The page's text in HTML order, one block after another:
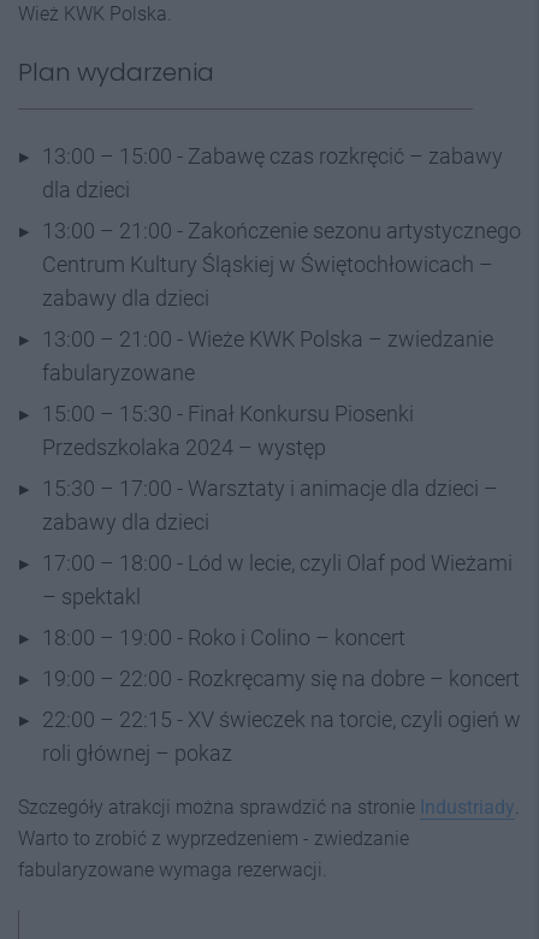
Wież KWK Polska.
Plan wydarzenia
13:00 – 15:00 - Zabawę czas rozkręcić – zabawy
dla dzieci
13:00 – 21:00 - Zakończenie sezonu artystycznego
Centrum Kultury Śląskiej w Świętochłowicach –
zabawy dla dzieci
13:00 – 21:00 - Wieże KWK Polska – zwiedzanie
fabularyzowane
15:00 – 15:30 - Finał Konkursu Piosenki
Przedszkolaka 2024 – występ
15:30 – 17:00 - Warsztaty i animacje dla dzieci –
zabawy dla dzieci
17:00 – 18:00 - Lód w lecie, czyli Olaf pod Wieżami
– spektakl
18:00 – 19:00 - Roko i Colino – koncert
19:00 – 22:00 - Rozkręcamy się na dobre – koncert
22:00 – 22:15 - XV świeczek na torcie, czyli ogień w
roli głównej – pokaz
Szczegóły atrakcji można sprawdzić na stronie Industriady
Warto to zrobić z wyprzedzeniem - zwiedzanie
fabularyzowane wymaga rezerwacji.